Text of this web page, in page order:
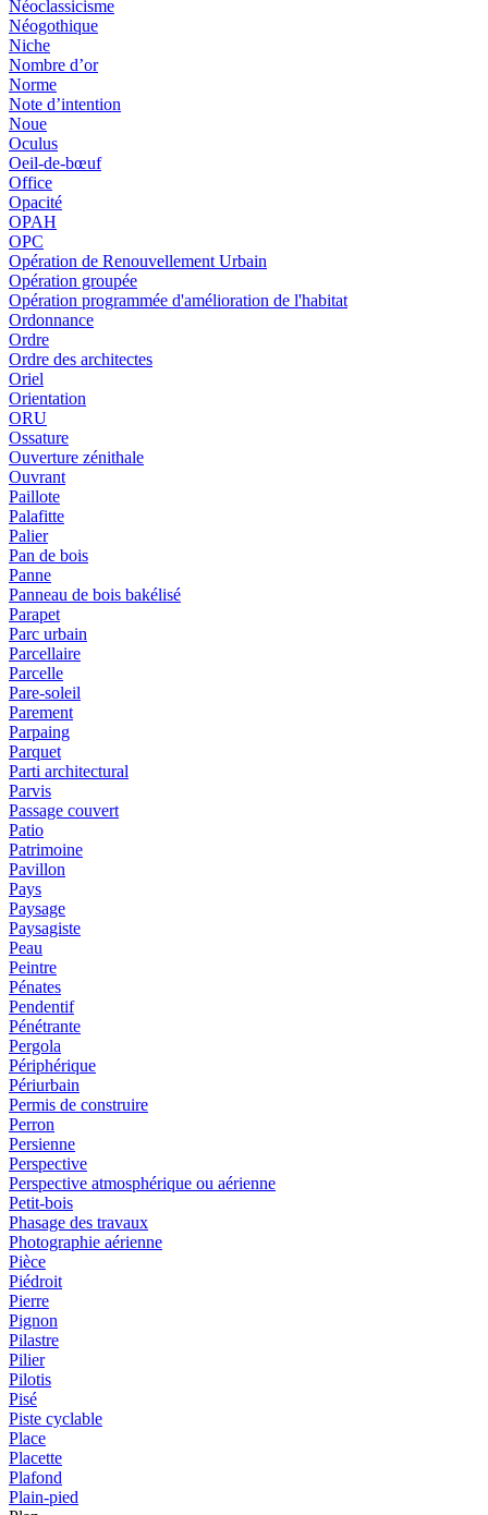
Néoclassicisme
Néogothique
Niche
Nombre d’or
Norme
Note d’intention
Noue
Oculus
Oeil-de-bœuf
Office
Opacité
OPAH
OPC
Opération de Renouvellement Urbain
Opération groupée
Opération programmée d'amélioration de l'habitat
Ordonnance
Ordre
Ordre des architectes
Oriel
Orientation
ORU
Ossature
Ouverture zénithale
Ouvrant
Paillote
Palafitte
Palier
Pan de bois
Panne
Panneau de bois bakélisé
Parapet
Parc urbain
Parcellaire
Parcelle
Pare-soleil
Parement
Parpaing
Parquet
Parti architectural
Parvis
Passage couvert
Patio
Patrimoine
Pavillon
Pays
Paysage
Paysagiste
Peau
Peintre
Pénates
Pendentif
Pénétrante
Pergola
Périphérique
Périurbain
Permis de construire
Perron
Persienne
Perspective
Perspective atmosphérique ou aérienne
Petit-bois
Phasage des travaux
Photographie aérienne
Pièce
Piédroit
Pierre
Pignon
Pilastre
Pilier
Pilotis
Pisé
Piste cyclable
Place
Placette
Plafond
Plain-pied